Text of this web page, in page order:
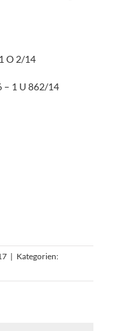
O 2/14
– 1 U 862/14
| Kategorien: